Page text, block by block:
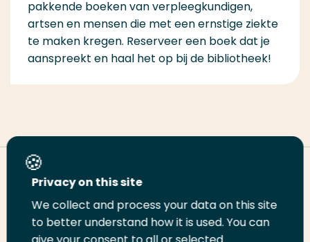
pakkende boeken van verpleegkundigen,
artsen en mensen die met een ernstige ziekte
te maken kregen. Reserveer een boek dat je
aanspreekt en haal het op bij de bibliotheek!
Deel deze pagina
DeelDeelDeelEmailPrint
Privacy on this site
We collect and process your data on this site
to better understand how it is used. You can